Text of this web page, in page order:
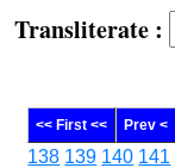
:
<< First << Prev <
138 139 140 141